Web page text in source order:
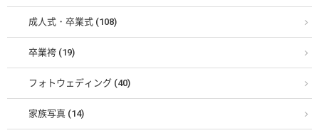
成人式・卒業式 (108)
卒業袴 (19)
フォトウェディング (40)
家族写真 (14)